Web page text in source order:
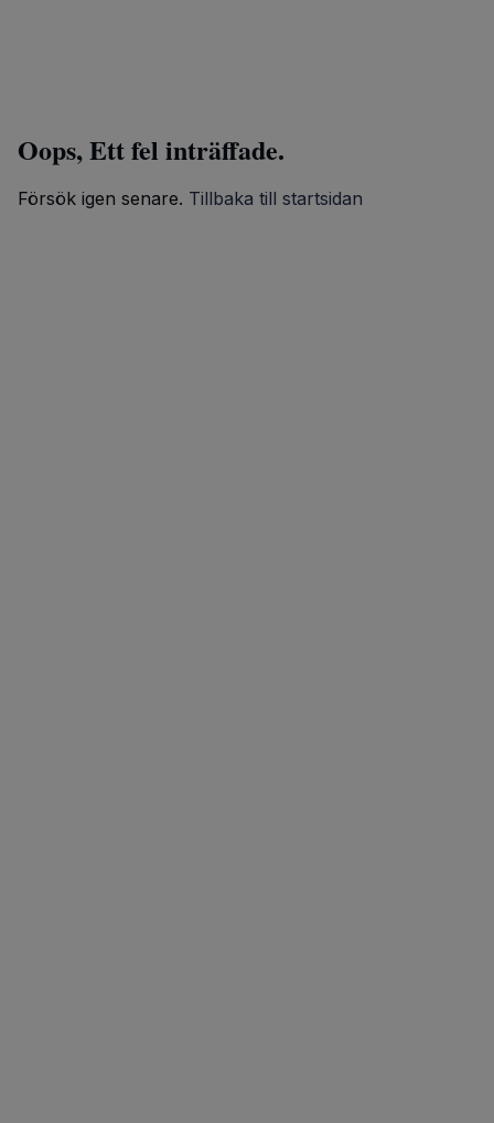
Oops, Ett fel inträffade.
Försök igen senare. Tillbaka till startsidan